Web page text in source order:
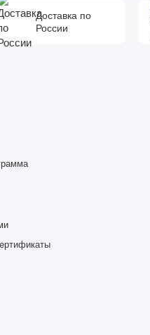
Доставка по
России